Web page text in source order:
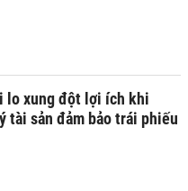
lo xung đột lợi ích khi
tài sản đảm bảo trái phiếu